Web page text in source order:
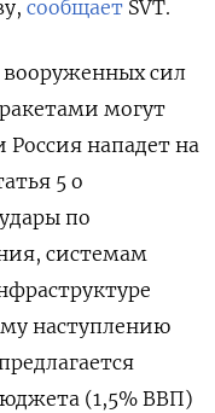
сообщает SVT.
сил
могут
Россия нападет на
5 о
по
системам
наступлению
(1,5% ВВП)